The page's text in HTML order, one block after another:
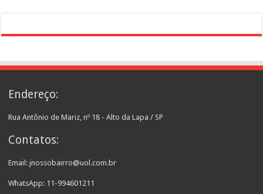
Endereço:
Rua Antônio de Mariz, nº 18 - Alto da Lapa / SP
Contatos:
Email: jnossobairro@uol.com.br
WhatsApp: 11-994601211